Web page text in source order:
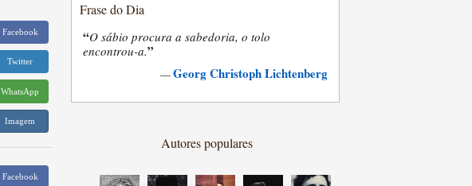
Facebook
Twitter
WhatsApp
Imagem
Facebook
Frase do Dia
“O sábio procura a sabedoria, o tolo
encontrou-a.”
—Georg Christoph Lichtenberg
Autores populares